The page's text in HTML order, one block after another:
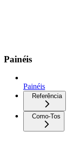
Painéis
Painéis
Referência
Como-Tos